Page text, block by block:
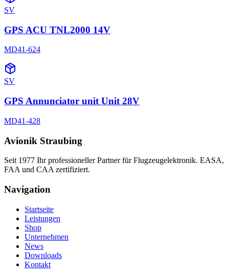
SV
GPS ACU TNL2000 14V
MD41-624
SV
GPS Annunciator unit Unit 28V
MD41-428
Avionik Straubing
Seit 1977 Ihr professioneller Partner für Flugzeugelektronik. EASA,
FAA und CAA zertifiziert.
Navigation
Startseite
Leistungen
Shop
Unternehmen
News
Downloads
Kontakt